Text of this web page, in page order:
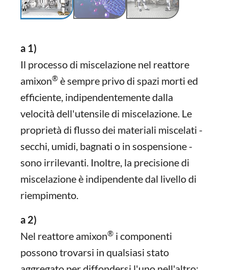
a 1)
Il processo di miscelazione nel reattore
amixon® è sempre privo di spazi morti ed
efficiente, indipendentemente dalla
velocità dell'utensile di miscelazione. Le
proprietà di flusso dei materiali miscelati -
secchi, umidi, bagnati o in sospensione -
sono irrilevanti. Inoltre, la precisione di
miscelazione è indipendente dal livello di
riempimento.
a 2)
Nel reattore amixon® i componenti
possono trovarsi in qualsiasi stato